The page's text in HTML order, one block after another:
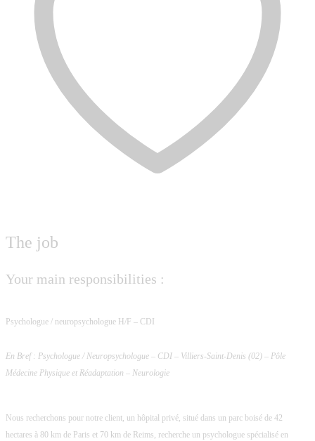
The job
Your main responsibilities :
Psychologue / neuropsychologue H/F – CDI
En Bref : Psychologue / Neuropsychologue – CDI – Villiers-Saint-Denis (02) – Pôle
Médecine Physique et Réadaptation – Neurologie
Nous recherchons pour notre client, un hôpital privé, situé dans un parc boisé de 42
hectares à 80 km de Paris et 70 km de Reims, recherche un psychologue spécialisé en